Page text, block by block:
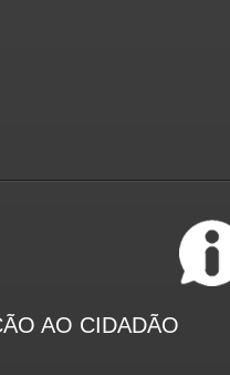
AO CIDADÃO